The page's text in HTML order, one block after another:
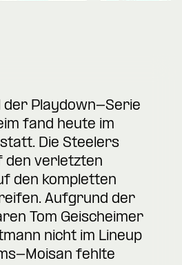
der Playdown-Serie
fand heute im
Die Steelers
den verletzten
den kompletten
Aufgrund der
Tom Geischeimer
nicht im Lineup
Moisan fehlte